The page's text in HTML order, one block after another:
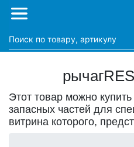
Этот товар можно
запасных частей для
витрина которого,